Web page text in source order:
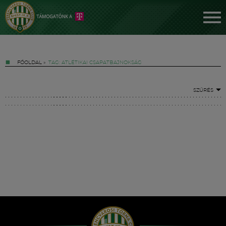
FŐOLDAL » TAG: ATLÉTIKAI CSAPATBAJNOKSÁG
SZŰRÉS
Hírek